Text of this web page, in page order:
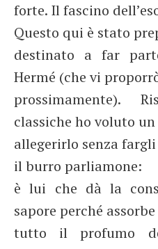
forte. Il fascino
Questo qui è stato
destinato a far
Hermé (che vi
prossimamente).
classiche ho voluto un
allegerirlo senza
il burro parliamone:
è lui che dà la
sapore perché assorbe
tutto il profumo